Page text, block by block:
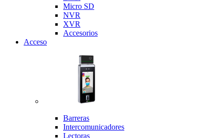
Micro SD
NVR
XVR
Accesorios
Acceso
Barreras
Intercomunicadores
Lectoras